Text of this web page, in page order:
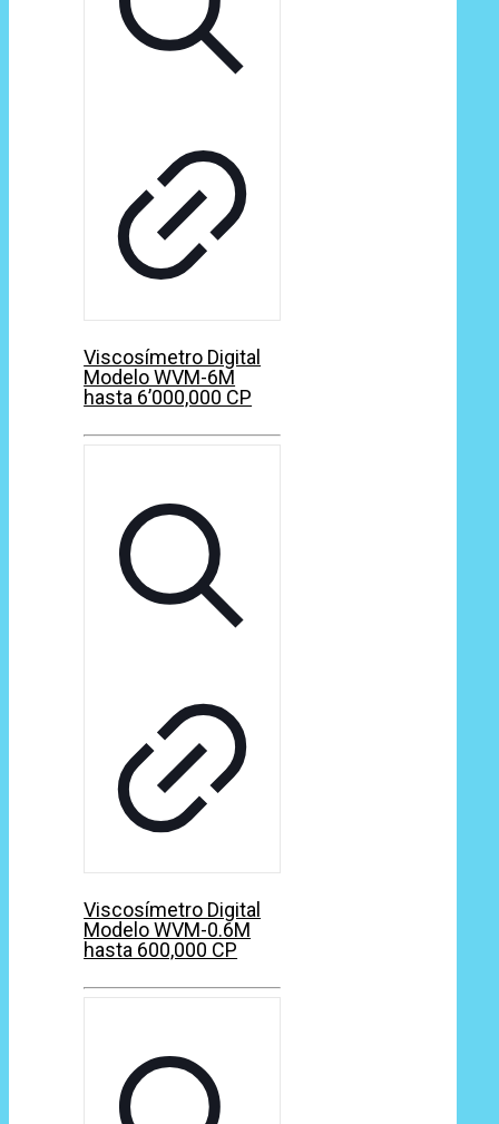
Viscosímetro Digital
Modelo WVM-6M
hasta 6’000,000 CP
Viscosímetro Digital
Modelo WVM-0.6M
hasta 600,000 CP